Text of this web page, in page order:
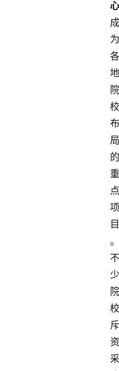
心
成
为
各
地
院
校
布
局
的
重
点
项
目
。
不
少
院
校
斥
资
采